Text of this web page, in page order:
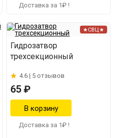
Доставка за 1₽ !
★СВЦ★
Гидрозатвор
трехсекционный
4.6 | 5 отзывов
65 ₽
Доставка за 1₽ !